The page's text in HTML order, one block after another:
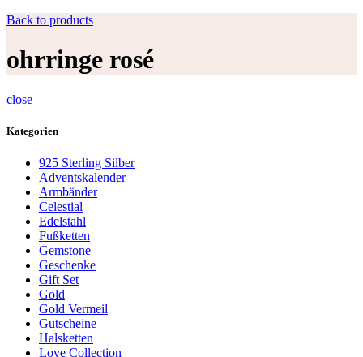
Back to products
ohrringe rosé
close
Kategorien
925 Sterling Silber
Adventskalender
Armbänder
Celestial
Edelstahl
Fußketten
Gemstone
Geschenke
Gift Set
Gold
Gold Vermeil
Gutscheine
Halsketten
Love Collection